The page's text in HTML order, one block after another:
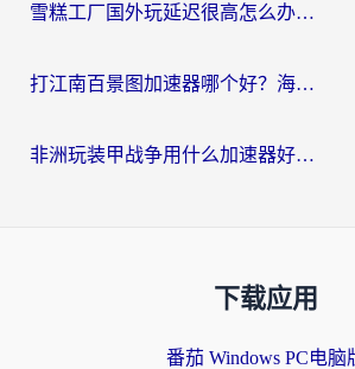
雪糕工厂国外玩延迟很高怎么办？海外玩家国服游戏加速终极攻略（附实测推荐）
打江南百景图加速器哪个好？海外党踩坑N次后，终于找到不卡的秘诀
非洲玩装甲战争用什么加速器好？海外党亲测有效的国服游戏加速方案
下载应用
番茄 Windows PC电脑